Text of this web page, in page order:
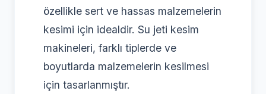
özellikle sert ve hassas malzemelerin
kesimi için idealdir. Su jeti kesim
makineleri, farklı tiplerde ve
boyutlarda malzemelerin kesilmesi
için tasarlanmıştır.